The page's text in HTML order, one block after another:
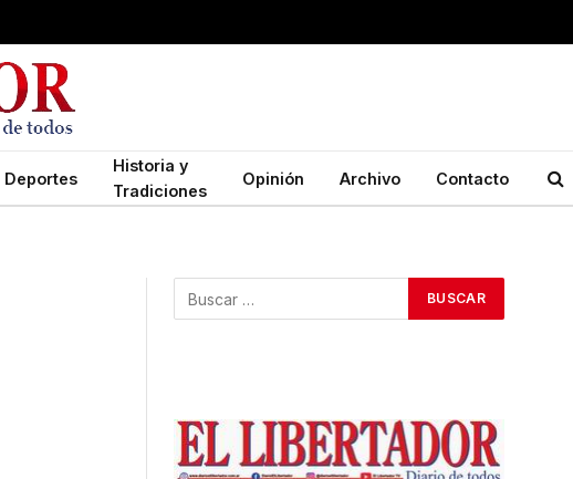
Deportes
Historia y
Tradiciones
Opinión Archivo Contacto